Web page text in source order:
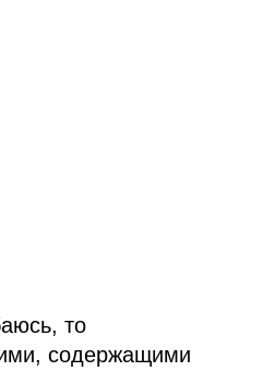
то
содержащими